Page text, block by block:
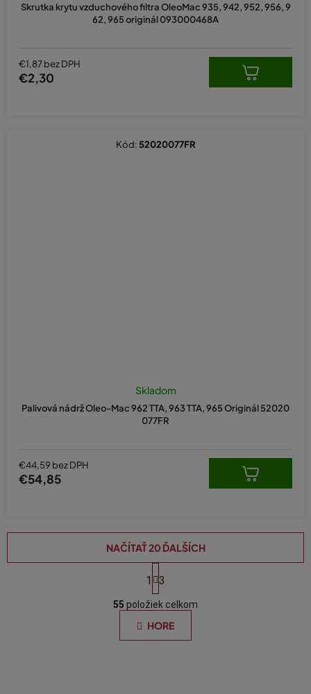
Skrutka krytu vzduchového filtra OleoMac 935, 942, 952, 956, 9
62, 965 originál 093000468A
€1,87 bez DPH
€2,30
Palivová nádrž Oleo-Mac 962 TTA, 963 TTA, 965 Originál 52020
077FR
Skladom
€44,59 bez DPH
€54,85
Kód: 52020077FR
O
v
l
á
NAČÍTAŤ 20 ĎALŠÍCH
S
t
r
á
n
k
o
1 3
55 položiek celkom
HORE